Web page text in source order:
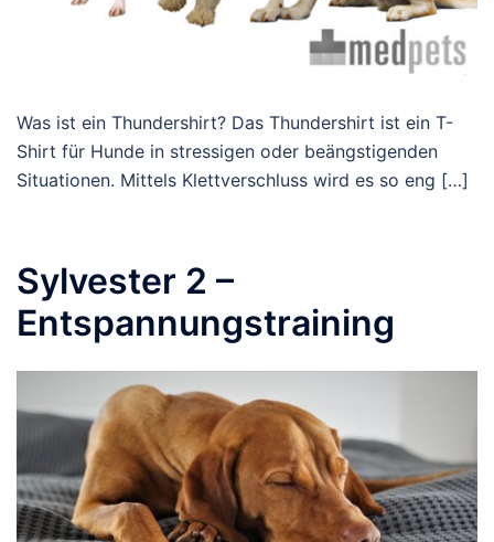
Was ist ein Thundershirt? Das Thundershirt ist ein T-
Shirt für Hunde in stressigen oder beängstigenden
Situationen. Mittels Klettverschluss wird es so eng […]
Sylvester 2 –
Entspannungstraining